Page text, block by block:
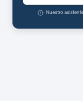
Nuestro